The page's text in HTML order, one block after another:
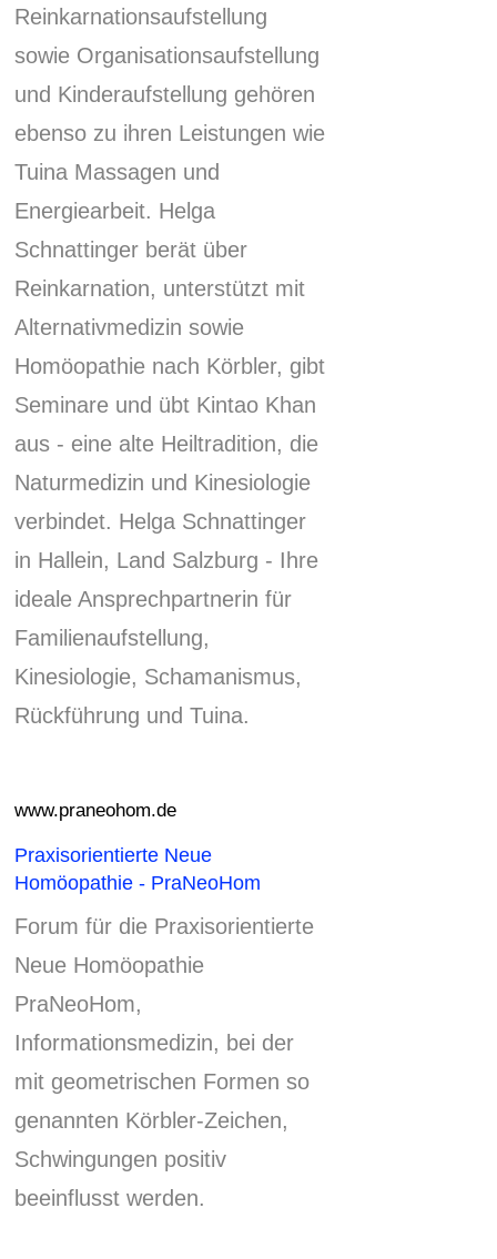
Reinkarnationsaufstellung
sowie Organisationsaufstellung
und Kinderaufstellung gehören
ebenso zu ihren Leistungen wie
Tuina Massagen und
Energiearbeit. Helga
Schnattinger berät über
Reinkarnation, unterstützt mit
Alternativmedizin sowie
Homöopathie nach Körbler, gibt
Seminare und übt Kintao Khan
aus - eine alte Heiltradition, die
Naturmedizin und Kinesiologie
verbindet. Helga Schnattinger
in Hallein, Land Salzburg - Ihre
ideale Ansprechpartnerin für
Familienaufstellung,
Kinesiologie, Schamanismus,
Rückführung und Tuina.
www.praneohom.de
Praxisorientierte Neue
Homöopathie - PraNeoHom
Forum für die Praxisorientierte
Neue Homöopathie
PraNeoHom,
Informationsmedizin, bei der
mit geometrischen Formen so
genannten Körbler-Zeichen,
Schwingungen positiv
beeinflusst werden.